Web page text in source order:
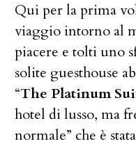
Qui per la prima
viaggio intorno al
piacere e tolti uno
solite guesthouse
“The Platinum
hotel di lusso, ma
normale” che è